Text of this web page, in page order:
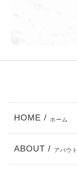
HOME / ホーム
ABOUT / アバウト